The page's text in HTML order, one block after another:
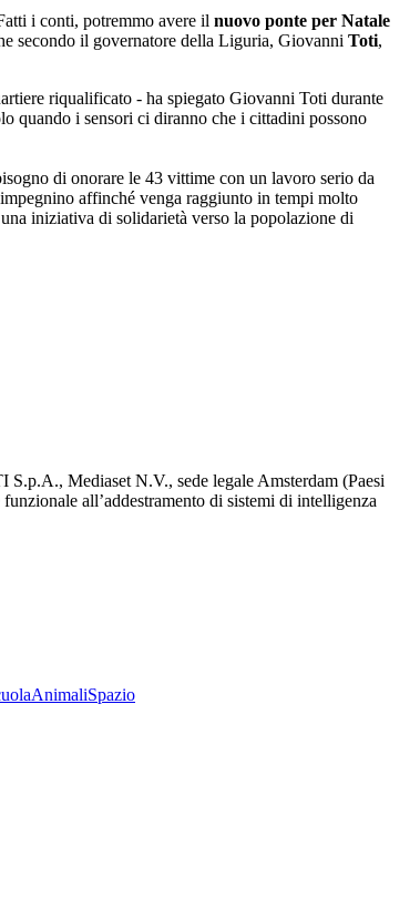
i conti, potremmo avere il nuovo ponte per Natale
secondo il governatore della Liguria, Giovanni Toti,
riqualificato - ha spiegato Giovanni Toti durante
quando i sensori ci diranno che i cittadini possono
di onorare le 43 vittime con un lavoro serio da
affinché venga raggiunto in tempi molto
iniziativa di solidarietà verso la popolazione di
Mediaset N.V., sede legale Amsterdam (Paesi
all’addestramento di sistemi di intelligenza
AnimaliSpazio